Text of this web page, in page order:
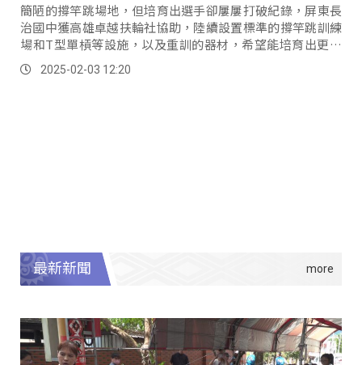
簡陋的撐竿跳場地，但培育出選手卻屢屢打破紀錄，屏東長
治國中獲高雄卓越扶輪社協助，陸續設置標準的撐竿跳訓練
場和T型單槓等設施，以及重訓的器材，希望能培育出更多
撐竿跳好手。
2025-02-03 12:20
最新新聞